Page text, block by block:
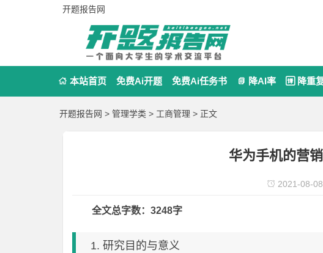
开题报告网
 本站首页 免费Ai开题 免费Ai任务书  降AI率  降重
开题报告网 > 管理学类 > 工商管理 > 正文
华为手机的营
 2021-08-
全文总字数：3248字
1. 研究目的与意义